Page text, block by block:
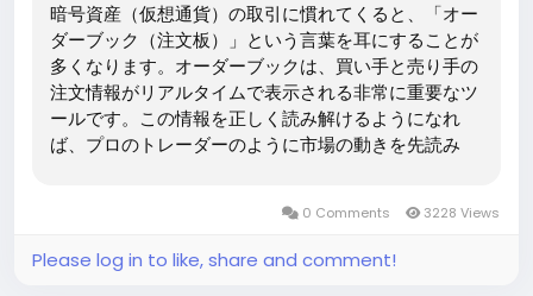
暗号資産（仮想通貨）の取引に慣れてくると、「オー
ダーブック（注文板）」という言葉を耳にすることが
多くなります。オーダーブックは、買い手と売り手の
注文情報がリアルタイムで表示される非常に重要なツ
ールです。この情報を正しく読み解けるようになれ
ば、プロのトレーダーのように市場の動きを先読み
現在出されている「買い注文（Bid）」と「売り注文
（Ask）」が一覧で表示されている板情報のことで
す。一般的に、以下のような情報が含まれます： 価格
0 Comments 3228 Views
Please log in to like, share and comment!